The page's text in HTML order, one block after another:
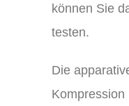
können Sie
testen.
Die